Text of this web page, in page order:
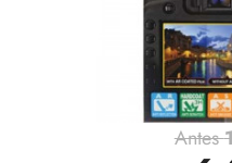
Vista
Antes